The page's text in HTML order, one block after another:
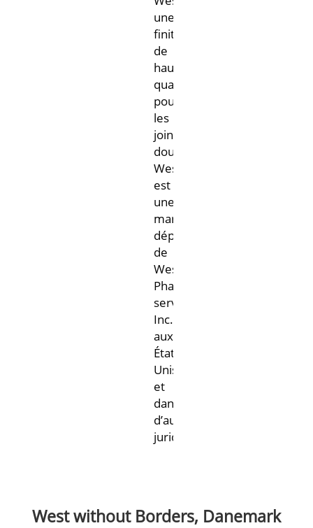
une
finition
de
haute
qualité
pour
les
joints
doublés.
Westar®
est
une
marque
déposée
de
West
Pharmaceutical
services,
Inc.,
aux
États-
Unis
et
dans
d’autres
juridictions.
West without Borders, Danemark